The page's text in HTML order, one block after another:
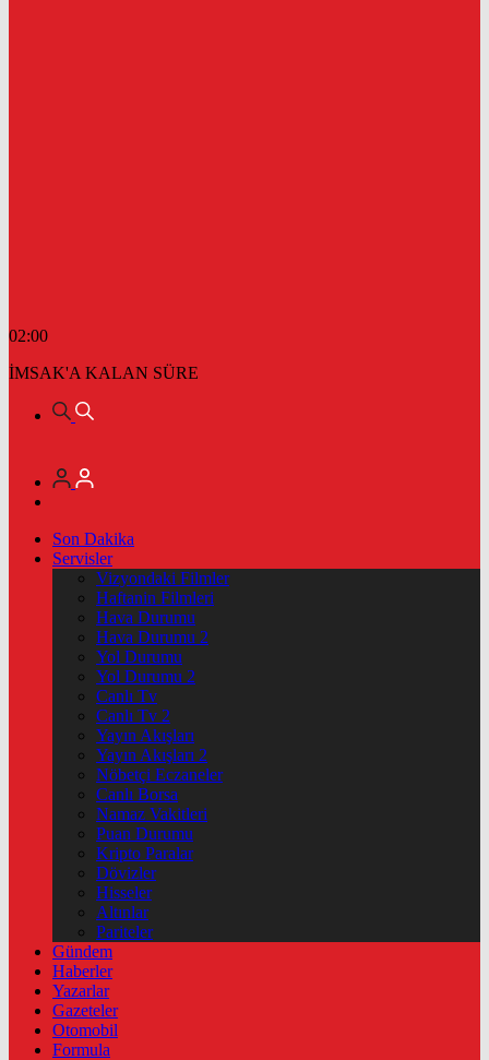
02:00
İMSAK'A KALAN SÜRE
Son Dakika
Servisler
Vizyondaki Filmler
Haftanin Filmleri
Hava Durumu
Hava Durumu 2
Yol Durumu
Yol Durumu 2
Canlı Tv
Canlı Tv 2
Yayın Akışları
Yayın Akışları 2
Nöbetçi Eczaneler
Canlı Borsa
Namaz Vakitleri
Puan Durumu
Kripto Paralar
Dövizler
Hisseler
Altınlar
Pariteler
Gündem
Haberler
Yazarlar
Gazeteler
Otomobil
Formula